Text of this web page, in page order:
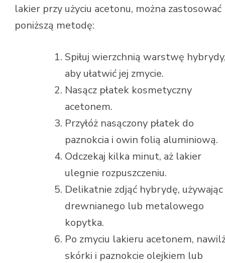
lakier przy użyciu acetonu, można zastosować
poniższą metodę:
Spiłuj wierzchnią warstwę
aby ułatwić jej zmycie.
Nasącz płatek kosmetyczny
acetonem.
Przyłóż nasączony płatek do
paznokcia i owin folią aluminiową.
Odczekaj kilka minut, aż lakier
ulegnie rozpuszczeniu.
Delikatnie zdjąć hybrydę, używając
drewnianego lub metalowego
kopytka.
Po zmyciu lakieru acetonem,
skórki i paznokcie olejkiem lub